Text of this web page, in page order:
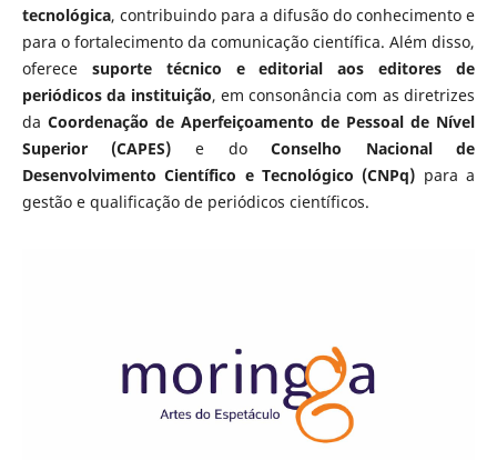
tecnológica, contribuindo para a difusão do conhecimento e
para o fortalecimento da comunicação científica. Além disso,
oferece suporte técnico e editorial aos editores de
periódicos da instituição, em consonância com as diretrizes
da Coordenação de Aperfeiçoamento de Pessoal de Nível
Superior (CAPES) e doConselho Nacional de
Desenvolvimento Científico e Tecnológico (CNPq) para a
gestão e qualificação de periódicos científicos.